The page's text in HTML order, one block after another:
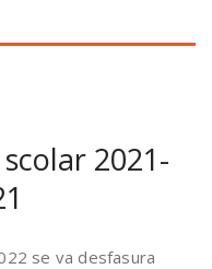
2021-
se va desfasura